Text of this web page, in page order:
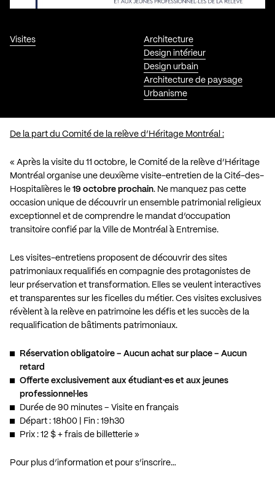
Visites
Architecture
Design intérieur
Design urbain
Architecture de paysage
Urbanisme
De la part du Comité de la relève d’Héritage Montréal :
« Après la visite du 11 octobre, le Comité de la relève d’Héritage
Montréal organise une deuxième visite-entretien de la Cité-des-
Hospitalières le 19 octobre prochain. Ne manquez pas cette
occasion unique de découvrir un ensemble patrimonial religieux
exceptionnel et de comprendre le mandat d’occupation
transitoire confié par la Ville de Montréal à Entremise.
Les visites-entretiens proposent de découvrir des sites
patrimoniaux requalifiés en compagnie des protagonistes de
leur préservation et transformation. Elles se veulent interactives
et transparentes sur les ficelles du métier. Ces visites exclusives
révèlent à la relève en patrimoine les défis et les succès de la
requalification de bâtiments patrimoniaux.
Réservation obligatoire – Aucun achat sur place – Aucun
retard
Offerte exclusivement aux étudiant·es et aux jeunes
professionnel·les
Durée de 90 minutes – Visite en français
Départ : 18h00 | Fin : 19h30
Prix : 12 $ + frais de billetterie »
Pour plus d’information et pour s’inscrire…